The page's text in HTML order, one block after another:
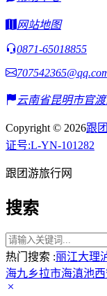
网站地图
0871-65018855
云南省昆明市官
Copyright © 2026跟
证号:L-YN-101282
跟团游旅行网
搜索
热门搜索 :丽江大理
海九乡拉市海滇池